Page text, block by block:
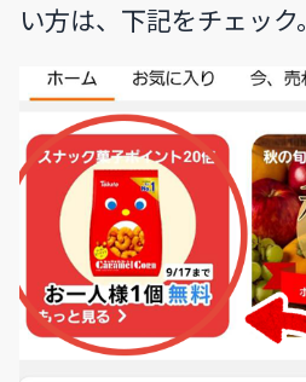
い方は、下記をチェック。